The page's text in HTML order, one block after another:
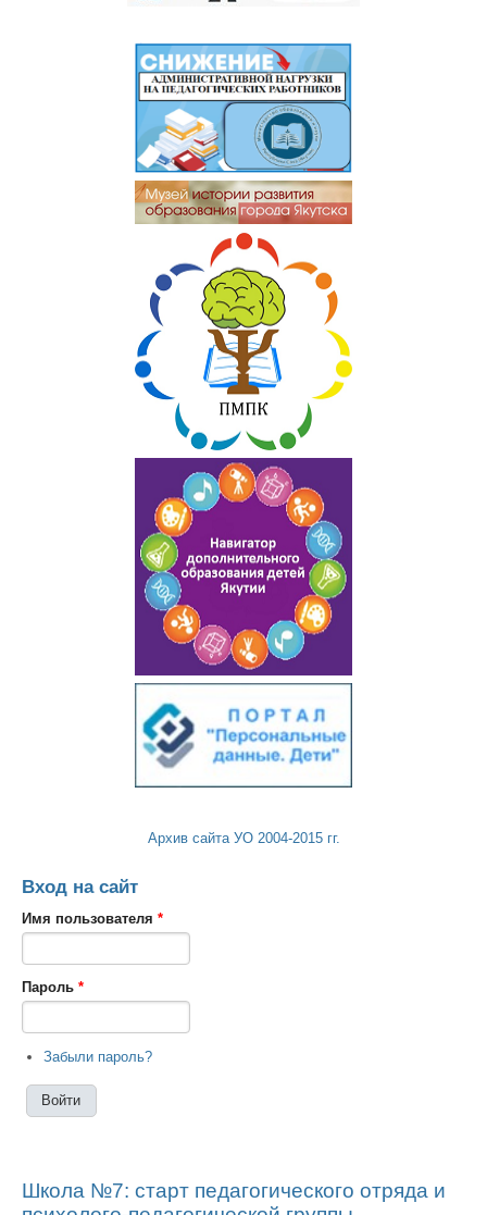
Архив сайта УО 2004-2015 гг.
Вход на сайт
Имя пользователя *
Пароль *
Забыли пароль?
Школа №7: старт педагогического отряда и